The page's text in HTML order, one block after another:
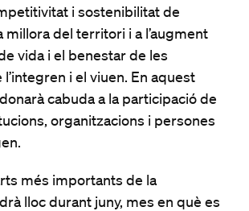
i sostenibilitat de
millora del territori i a l’augment
vida i el benestar de les
i el viuen. En aquest
cabuda a la participació de
organitzacions i persones
més importants de la
lloc durant juny, mes en què es